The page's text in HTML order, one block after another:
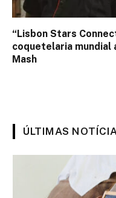
“Lisbon Stars
coquetelaria mundial
Mash
ÚLTIMAS